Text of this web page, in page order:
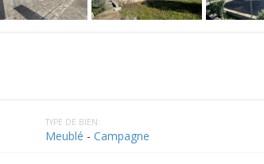
TYPE DE BIEN:
Meublé - Campagne